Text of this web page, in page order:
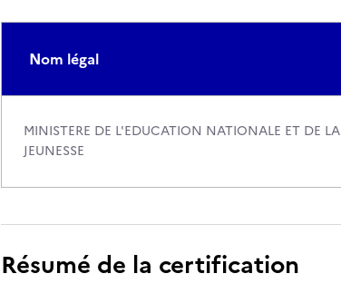
Nom légal
MINISTERE DE L'EDUCATION NATIONALE ET DE LA
JEUNESSE
Résumé de la certification